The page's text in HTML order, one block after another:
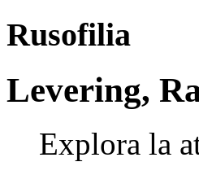
Rusofilia
Levering,
Explora la